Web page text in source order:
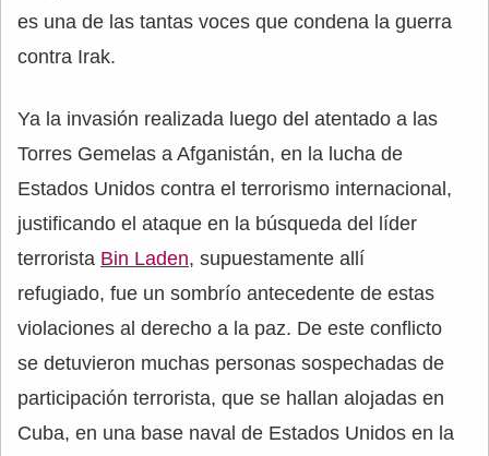
es una de las tantas voces que condena la guerra
contra Irak.
Ya la invasión realizada luego del atentado a las
Torres Gemelas a Afganistán, en la lucha de
Estados Unidos contra el terrorismo internacional,
justificando el ataque en la búsqueda del líder
terrorista Bin Laden, supuestamente allí
refugiado, fue un sombrío antecedente de estas
violaciones al derecho a la paz. De este conflicto
se detuvieron muchas personas sospechadas de
participación terrorista, que se hallan alojadas en
Cuba, en una base naval de Estados Unidos en la